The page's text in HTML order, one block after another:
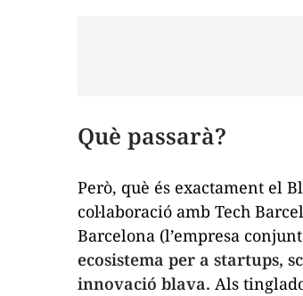
Què passarà?
Però, què és exactament el
col·laboració amb Tech
Barcelona (l’empresa
ecosistema per a startups,
innovació blava. Als